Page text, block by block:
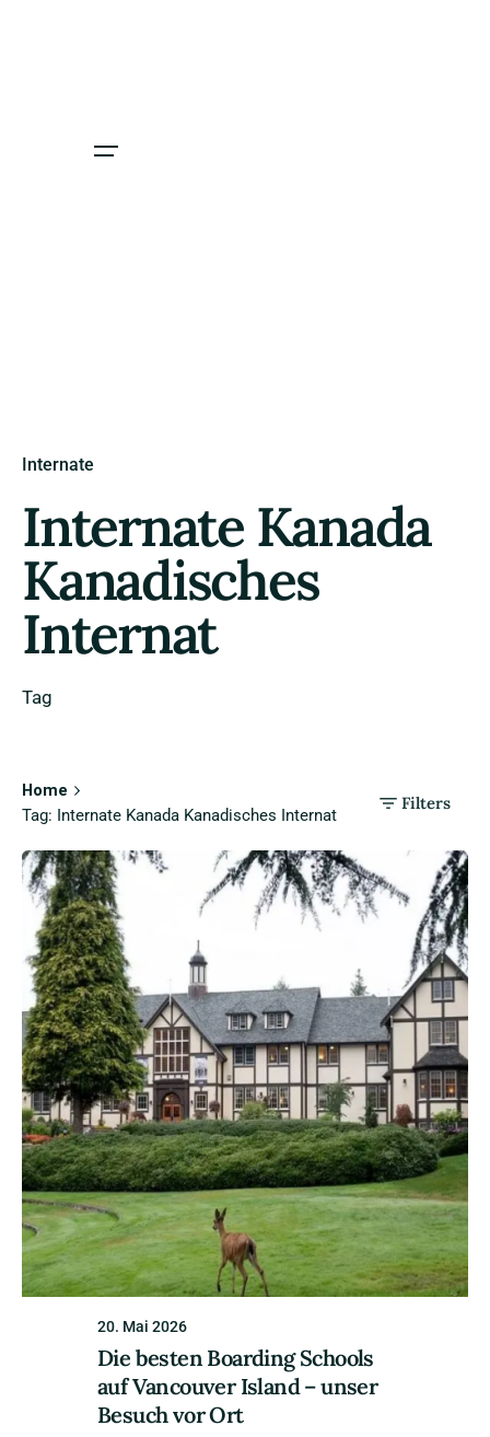
Internate
Internate Kanada
Kanadisches
Internat
Tag
Home
Tag: Internate Kanada Kanadisches Internat
Filters
20. Mai 2026
Die besten Boarding Schools
auf Vancouver Island – unser
Besuch vor Ort